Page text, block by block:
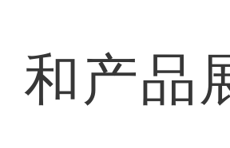
和产品